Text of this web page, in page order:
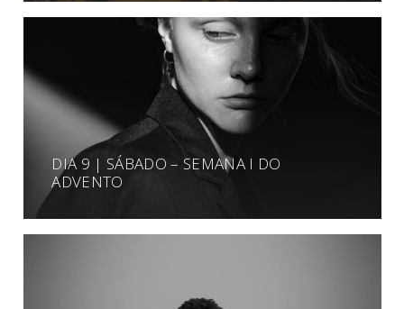
DIA 9 | SÁBADO – SEMANA I DO
ADVENTO